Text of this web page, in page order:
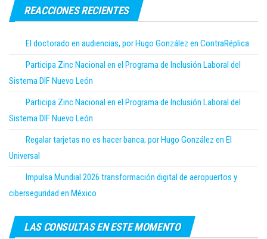
REACCIONES RECIENTES
El doctorado en audiencias, por Hugo González en ContraRéplica
Participa Zinc Nacional en el Programa de Inclusión Laboral del
Sistema DIF Nuevo León
Participa Zinc Nacional en el Programa de Inclusión Laboral del
Sistema DIF Nuevo León
Regalar tarjetas no es hacer banca; por Hugo González en El
Universal
Impulsa Mundial 2026 transformación digital de aeropuertos y
ciberseguridad en México
LAS CONSULTAS EN ESTE MOMENTO